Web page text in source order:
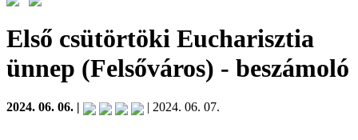
Első csütörtöki Eucharisztia
ünnep (Felsőváros) - beszámoló
2024. 06. 06. | | 2024. 06. 07.